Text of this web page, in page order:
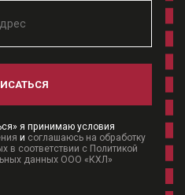
я принимаю условия
и соглашаюсь на обработку
в соответствии с Политикой
данных ООО «КХЛ»